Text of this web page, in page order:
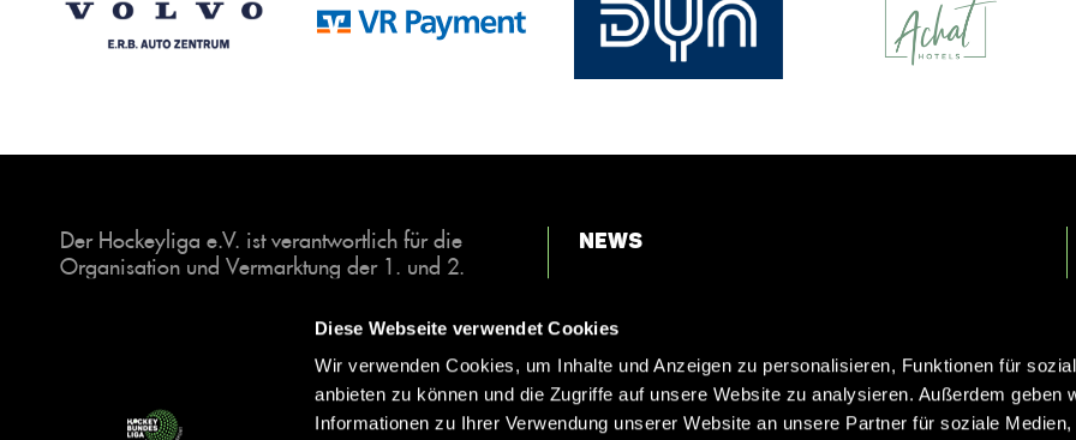
Diese Webseite verwendet Cookies
Wir verwenden Cookies, um Inhalte und Anzeigen zu personalisieren, Funktionen für
anbieten zu können und die Zugriffe auf unsere Website zu analysieren. Außerdem geben
Informationen zu Ihrer Verwendung unserer Website an unsere Partner für soziale Medien,
Der Hockeyliga e.V. ist verantwortlich für die
Organisation und Vermarktung der 1. und 2.
Halle. Insgesamt sind über 60 Vereine unter dem
Dach der Hockeyliga organisiert, sowohl im
Herren als auch im Damen Bereich.
News
Kontakt